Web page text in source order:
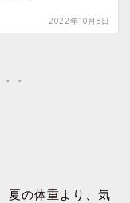
2022年10月8日
夏の体重より、気